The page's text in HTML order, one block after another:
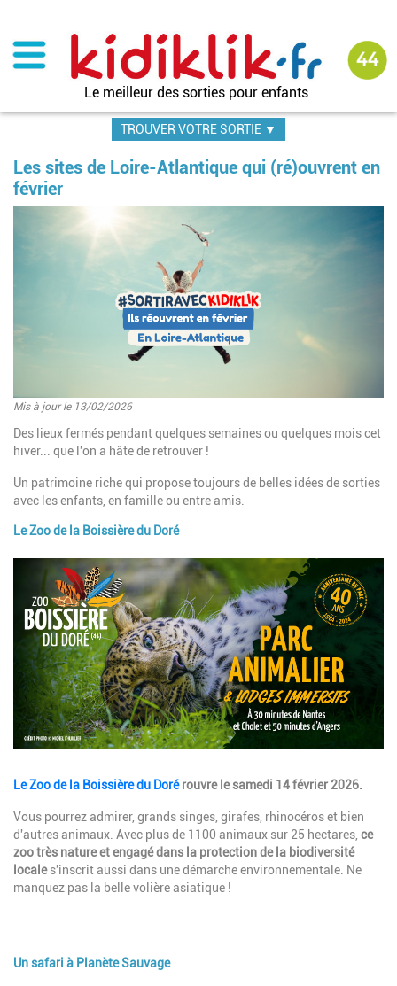
contenu
principal
Le meilleur des sorties pour enfants
TROUVER VOTRE SORTIE ▼
Les sites de Loire-Atlantique qui (ré)ouvrent en
février
Mis à jour le 13/02/2026
Introduction
Des lieux fermés pendant quelques semaines ou quelques mois cet
hiver... que l'on a hâte de retrouver !
Un patrimoine richequi propose toujours de belles idées de sorties
avec les enfants, en famille ou entre amis.
Paragraphes
Le Zoo de la Boissière du Doré
Description
Le Zoo de la Boissière du Dorérouvre le samedi 14 février 2026.
Vous pourrez admirer, grands singes, girafes, rhinocéros et bien
d'autres animaux. Avec plus de 1100 animaux sur 25 hectares, ce
zoo très nature et engagé dans la protection de la biodiversité
locales'inscrit aussi dans une démarche environnementale. Ne
manquez pas la belle volière asiatique !
Un safari à Planète Sauvage